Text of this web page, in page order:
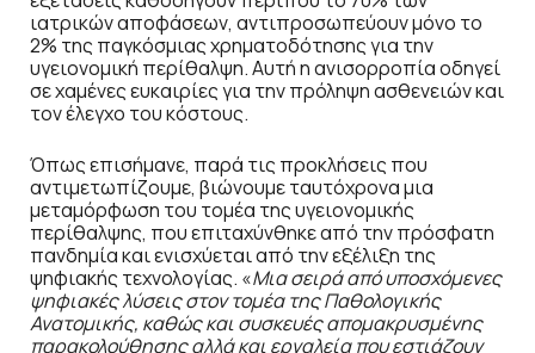
ιατρικών αποφάσεων, αντιπροσωπεύουν μόνο το
2% της παγκόσμιας χρηματοδότησης για την
υγειονομική περίθαλψη. Αυτή η ανισορροπία οδηγεί
σε χαμένες ευκαιρίες για την πρόληψη ασθενειών και
τον έλεγχο του κόστους.
Όπως επισήμανε, παρά τις προκλήσεις που
αντιμετωπίζουμε, βιώνουμε ταυτόχρονα μια
μεταμόρφωση του τομέα της υγειονομικής
περίθαλψης, που επιταχύνθηκε από την πρόσφατη
πανδημία και ενισχύεται από την εξέλιξη της
ψηφιακής τεχνολογίας. «Μια σειρά από υποσχόμενες
ψηφιακές λύσεις στον τομέα της Παθολογικής
Ανατομικής, καθώς και συσκευές απομακρυσμένης
παρακολούθησης αλλά και εργαλεία που εστιάζουν